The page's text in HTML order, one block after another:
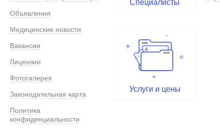
Объявления
Медицинские новости
Вакансии
Лицензии
Фотогалерея
Законодательная карта
Политика
конфиденциальности
Специалисты
Услуги и цены